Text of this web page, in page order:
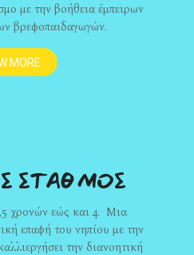
με την βοήθεια έμπειρων
βρεφοπαιδαγωγών.
MORE
ΣΤΑΘΜΟΣ
χρονών εώς και 4. Μια
επαφή του νηπίου με την
την διανοητική